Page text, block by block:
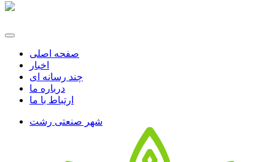
صفحه اصلی
اخبار
چند رسانه ای
درباره ما
ارتباط با ما
شهر صنعتی رشت